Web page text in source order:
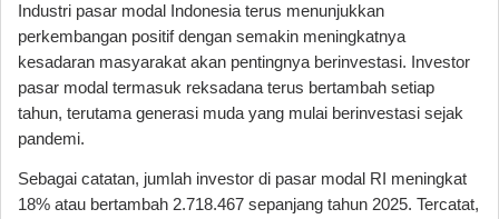
Industri pasar modal Indonesia terus menunjukkan
perkembangan positif dengan semakin meningkatnya
kesadaran masyarakat akan pentingnya berinvestasi. Investor
pasar modal termasuk reksadana terus bertambah setiap
tahun, terutama generasi muda yang mulai berinvestasi sejak
pandemi.
Sebagai catatan, jumlah investor di pasar modal RI meningkat
18% atau bertambah 2.718.467 sepanjang tahun 2025. Tercatat,